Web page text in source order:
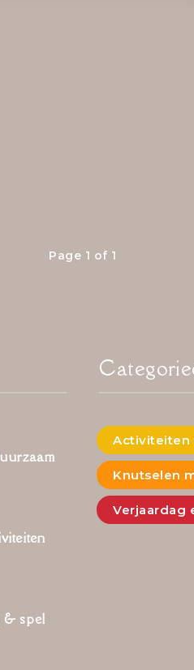
Page 1 of 1
& spel
Activiteiten
Knutselen
Verjaardag